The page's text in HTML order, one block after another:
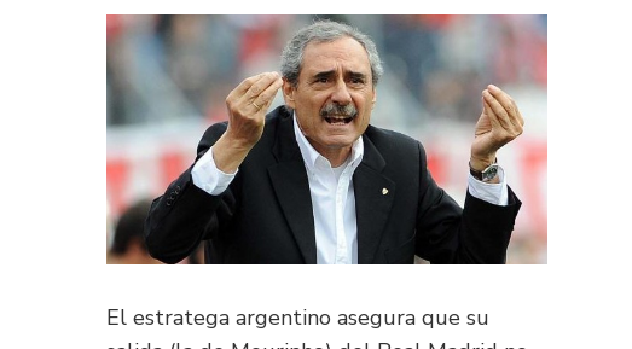
El estratega argentino asegura que su